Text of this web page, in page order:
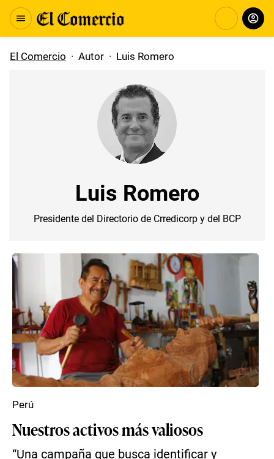
El Comercio · Autor · Luis Romero
Luis Romero
Presidente del Directorio de Crredicorp y del BCP
Nuestros activos más valiosos
“Una campaña que busca identificar y
Perú